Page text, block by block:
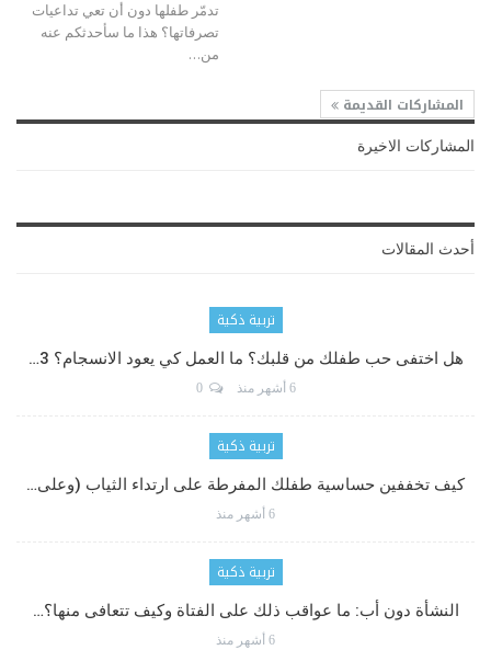
تدمّر طفلها دون أن تعي تداعيات
تصرفاتها؟ هذا ما سأحدثكم عنه
من…
المشاركات القديمة
المشاركات الاخيرة
أحدث المقالات
تربية ذكية
هل اختفى حب طفلك من قلبك؟ ما العمل كي يعود الانسجام؟ 3…
6 أشهر منذ 0
تربية ذكية
كيف تخففين حساسية طفلك المفرطة على ارتداء الثياب (وعلى…
6 أشهر منذ
تربية ذكية
النشأة دون أب: ما عواقب ذلك على الفتاة وكيف تتعافى منها؟…
6 أشهر منذ